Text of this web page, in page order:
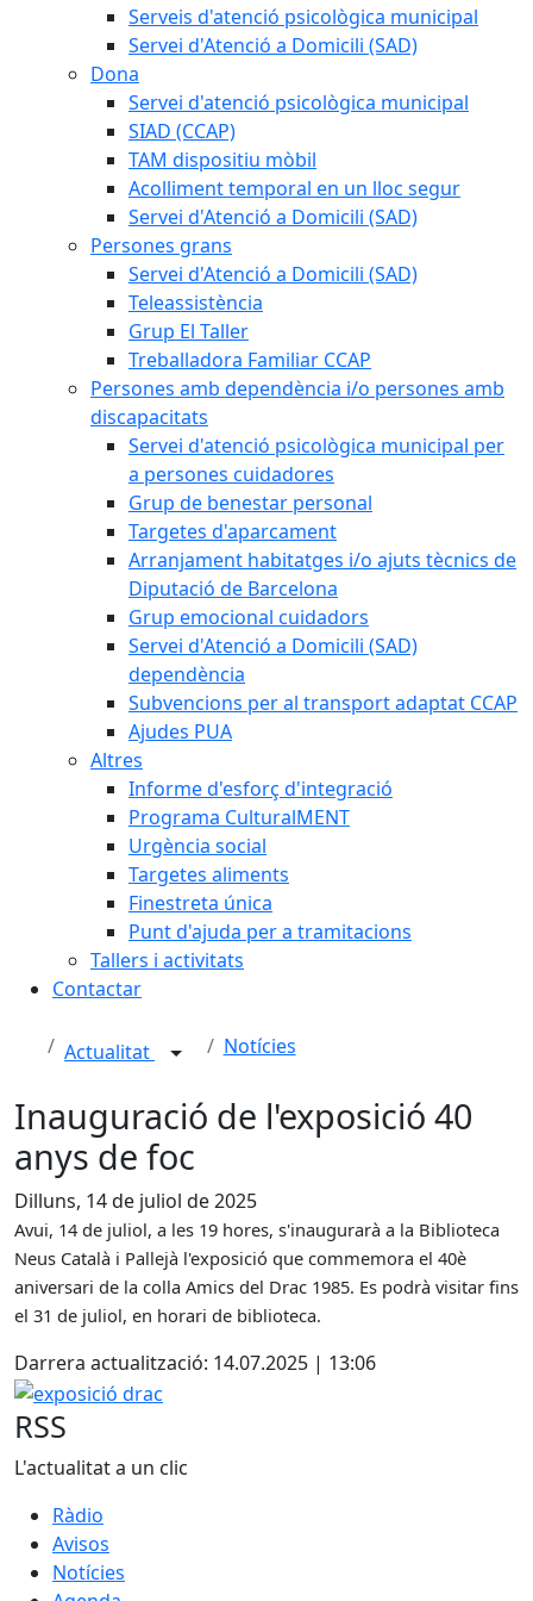
Serveis d'atenció psicològica municipal
Servei d'Atenció a Domicili (SAD)
Dona
Servei d'atenció psicològica municipal
SIAD (CCAP)
TAM dispositiu mòbil
Acolliment temporal en un lloc segur
Servei d'Atenció a Domicili (SAD)
Persones grans
Servei d'Atenció a Domicili (SAD)
Teleassistència
Grup El Taller
Treballadora Familiar CCAP
Persones amb dependència i/o persones amb
discapacitats
Servei d'atenció psicològica municipal per
a persones cuidadores
Grup de benestar personal
Targetes d'aparcament
Arranjament habitatges i/o ajuts tècnics de
Diputació de Barcelona
Grup emocional cuidadors
Servei d'Atenció a Domicili (SAD)
dependència
Subvencions per al transport adaptat CCAP
Ajudes PUA
Altres
Informe d'esforç d'integració
Programa CulturalMENT
Urgència social
Targetes aliments
Finestreta única
Punt d'ajuda per a tramitacions
Tallers i activitats
Contactar
Actualitat Notícies
Inauguració de l'exposició 40
anys de foc
Dilluns, 14 de juliol de 2025
Avui, 14 de juliol, a les 19 hores, s'inaugurarà a la Biblioteca
Neus Català i Pallejà l'exposició que commemora el 40è
aniversari de la colla Amics del Drac 1985. Es podrà visitar fins
el 31 de juliol, en horari de biblioteca.
Darrera actualització: 14.07.2025 | 13:06
exposició drac
RSS
L'actualitat a un clic
Ràdio
Avisos
Notícies